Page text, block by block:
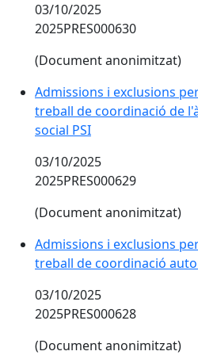
03/10/2025
2025PRES000630
(Document anonimitzat)
Admissions i exclusions
treball de coordinació de
social PSI
03/10/2025
2025PRES000629
(Document anonimitzat)
Admissions i exclusions
treball de coordinació
03/10/2025
2025PRES000628
(Document anonimitzat)